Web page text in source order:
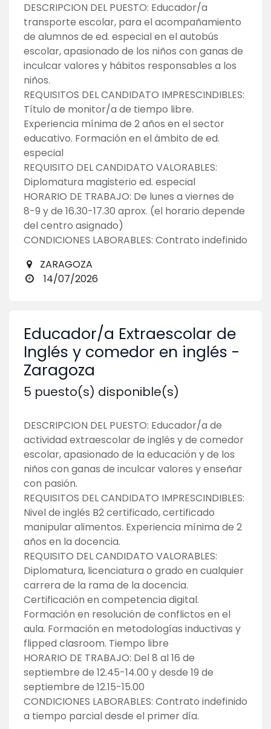
DESCRIPCION DEL PUESTO: Educador/a
transporte escolar, para el acompañamiento
de alumnos de ed. especial en el autobús
escolar, apasionado de los niños con ganas de
inculcar valores y hábitos responsables a los
niños.
REQUISITOS DEL CANDIDATO IMPRESCINDIBLES:
Título de monitor/a de tiempo libre.
Experiencia mínima de 2 años en el sector
educativo. Formación en el ámbito de ed.
especial
REQUISITO DEL CANDIDATO VALORABLES:
Diplomatura magisterio ed. especial
HORARIO DE TRABAJO: De lunes a viernes de
8-9 y de 16.30-17.30 aprox. (el horario depende
del centro asignado)
CONDICIONES LABORABLES: Contrato indefinido
ZARAGOZA
14/07/2026
Educador/a Extraescolar de
Inglés y comedor en inglés -
Zaragoza
5 puesto(s) disponible(s)
DESCRIPCION DEL PUESTO: Educador/a de
actividad extraescolar de inglés y de comedor
escolar, apasionado de la educación y de los
niños con ganas de inculcar valores y enseñar
con pasión.
REQUISITOS DEL CANDIDATO IMPRESCINDIBLES:
Nivel de inglés B2 certificado, certificado
manipular alimentos. Experiencia mínima de 2
años en la docencia.
REQUISITO DEL CANDIDATO VALORABLES:
Diplomatura, licenciatura o grado en cualquier
carrera de la rama de la docencia.
Certificación en competencia digital.
Formación en resolución de conflictos en el
aula. Formación en metodologías inductivas y
flipped clasroom. Tiempo libre
HORARIO DE TRABAJO: Del 8 al 16 de
septiembre de 12.45-14.00 y desde 19 de
septiembre de 12.15-15.00
CONDICIONES LABORABLES: Contrato indefinido
a tiempo parcial desde el primer día.